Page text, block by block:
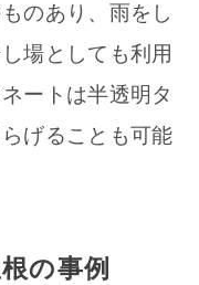
のあり、雨をし
場としても利用
ートは半透明タ
げることも可能
の事例